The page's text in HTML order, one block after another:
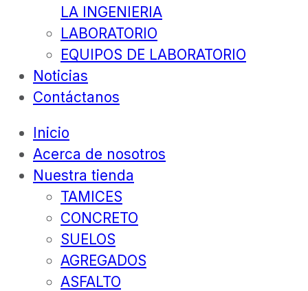
LA INGENIERIA
LABORATORIO
EQUIPOS DE LABORATORIO
Noticias
Contáctanos
Inicio
Acerca de nosotros
Nuestra tienda
TAMICES
CONCRETO
SUELOS
AGREGADOS
ASFALTO